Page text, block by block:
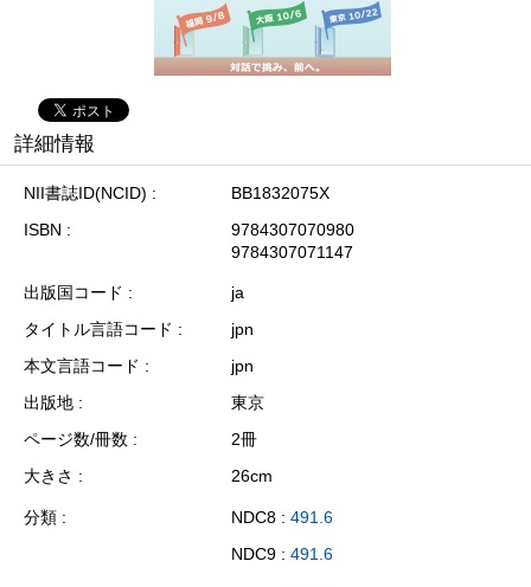
詳細情報
NII書誌ID(NCID)
BB1832075X
ISBN
9784307070980
9784307071147
出版国コード
ja
タイトル言語コード
jpn
本文言語コード
jpn
出版地
東京
ページ数/冊数
2冊
大きさ
26cm
分類 NDC8 : 491.6
NDC9 : 491.6